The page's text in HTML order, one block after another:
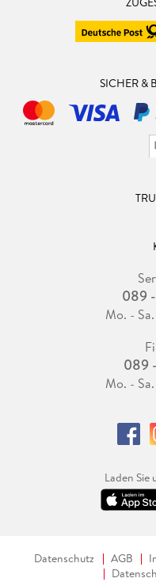
SICHER &
089
Mo. -
089
Mo. -
Laden Sie
Datenschutz AGB